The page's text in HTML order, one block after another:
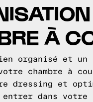
À
organisé et un
chambre à
dressing et
entrer dans